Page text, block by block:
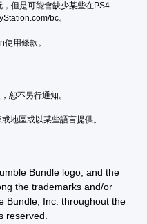
但是可能會缺少某些在PS4
bc。
用條款。
恕不另行通知。
地區或以某些語言提供。
Bundle logo, and the
the trademarks and/or
Bundle, Inc. throughout the
reserved.